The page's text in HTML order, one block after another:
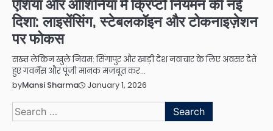
एशिया और ओशिनिया में क्रिप्टो नियमन की नई
दिशा: लाइसेंसिंग, स्टेबलकॉइन और टोकनाइज़ेशन
पर फोकस
सख्त लेकिन खुले नियम: सिंगापुर और खाड़ी देश नवाचार के लिए अवसर देते
हुए गवर्नेंस और पूंजी मानक मजबूत कर…
byMansi Sharma January 1, 2026
Search
for: